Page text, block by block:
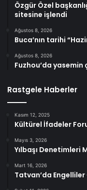
Özgür Özel
sitesine işlendi
Ağustos 8, 2026
Buca’nın tarihi
Ağustos 8, 2026
Fuzhou’da yasemin
Rastgele Haberler
Kasım 12, 2025
Kültürel İfadeler
Mayıs 3, 2026
Yılbaşı Denetimleri
Mart 16, 2026
Tatvan’da